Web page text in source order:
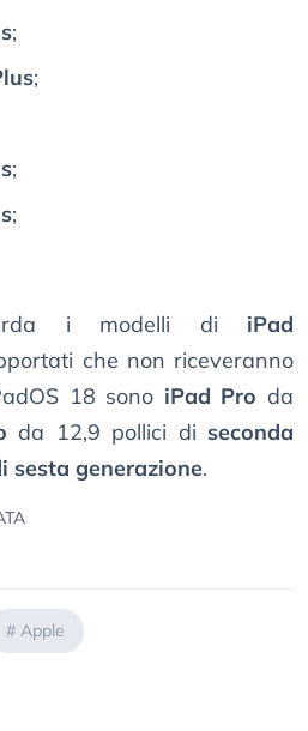
;
;
;
;
i modelli di iPad
che non riceveranno
18 sono iPad Pro da
da 12,9 pollici di seconda
sesta generazione.
# Apple